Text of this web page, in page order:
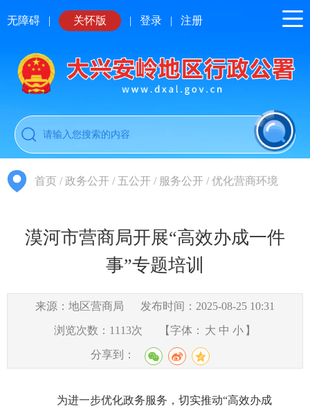
无障碍 | 关怀版 | 登录 | 注册
首页 /政务公开 / 五公开 / 服务公开 /优化营商环境
漠河市营商局开展“高效办成一件
事”专题培训
来源：地区营商局 发布时间：2025-08-25 10:31
浏览次数： 1113次 【字体： 大 中 小 】
分享到：
为进一步优化政务服务，切实推动“高效办成